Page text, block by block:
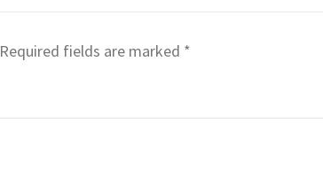
Required fields are marked *